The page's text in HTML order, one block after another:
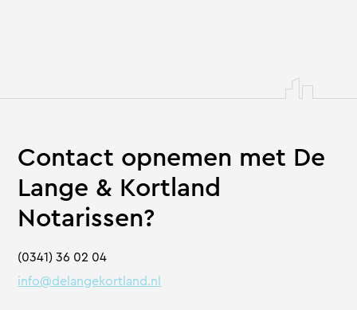
Contact opnemen met De
Lange & Kortland
Notarissen?
(0341) 36 02 04
info@delangekortland.nl